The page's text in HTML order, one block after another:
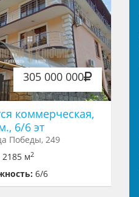
305 000 000
коммерческая,
6/6 эт
Победы, 249
2185 м2
6/6